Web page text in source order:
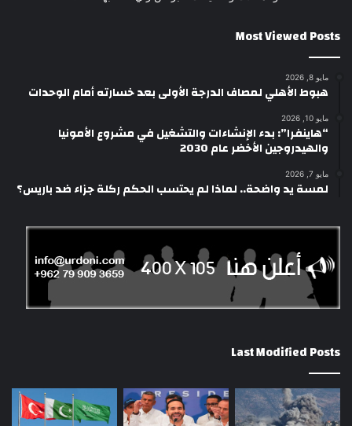
Most Viewed Posts
مايو 8, 2026
هبوط الأهلي لمصاف الدرجة الأولى بعد خسارته أمام الوحدات
مايو 10, 2026
“هاينفرا”: بدء الإنشاءات والتشغيل في مشروع الأمونيا
والهيدروجين الأخضر عام 2030
مايو 7, 2026
لمسة يد واضحة.. لماذا لم يحتسب الحكم ركلة جزاء ضد باريس؟
Last Modified Posts